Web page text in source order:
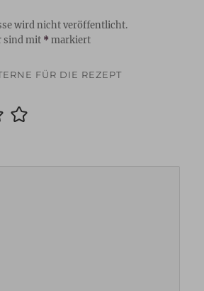
wird nicht veröffentlicht.
sind mit *markiert
FÜR DIE REZEPT